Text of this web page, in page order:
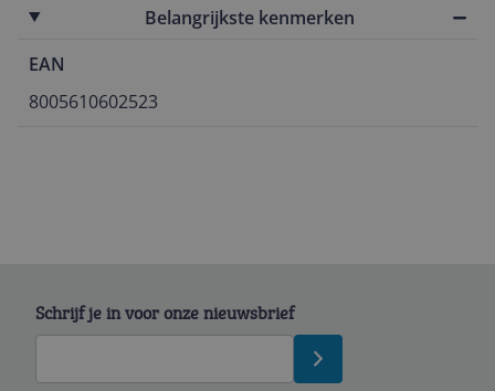
Belangrijkste kenmerken
EAN
8005610602523
Schrijf je in voor onze nieuwsbrief